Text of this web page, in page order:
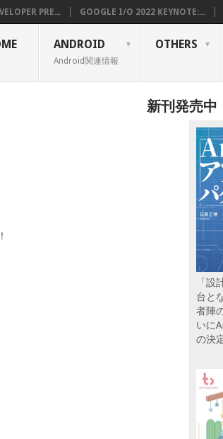
PRE... GOOGLE I/O 2022 KEYNOTE:...
ANDROID
Android関連情報
OTHERS
新刊発売中
「設
台と
者陣
いに
の決